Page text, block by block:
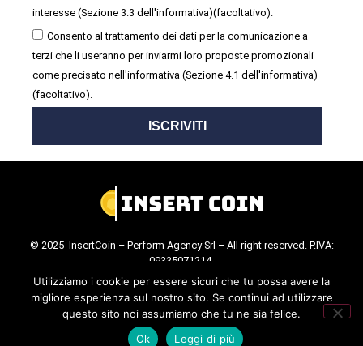
interesse (Sezione 3.3 dell'informativa)(facoltativo).
Consento al trattamento dei dati per la comunicazione a
terzi che li useranno per inviarmi loro proposte promozionali
come precisato nell'informativa (Sezione 4.1 dell'informativa)
(facoltativo).
ISCRIVITI
© 2025 InsertCoin – Perform Agency Srl – All right reserved. P.IVA:
09335071214.
Cookie Policy . Privacy Policy.
Utilizziamo i cookie per essere sicuri che tu possa avere la
migliore esperienza sul nostro sito. Se continui ad utilizzare
questo sito noi assumiamo che tu ne sia felice.
Ok
Leggi di più